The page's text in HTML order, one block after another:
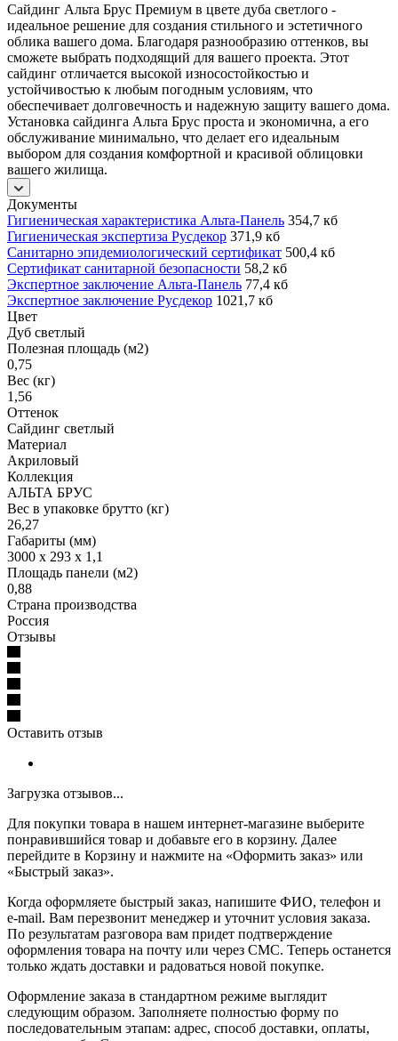
Сайдинг Альта Брус Премиум в цвете дуба светлого -
идеальное решение для создания стильного и эстетичного
облика вашего дома. Благодаря разнообразию оттенков, вы
сможете выбрать подходящий для вашего проекта. Этот
сайдинг отличается высокой износостойкостью и
устойчивостью к любым погодным условиям, что
обеспечивает долговечность и надежную защиту вашего дома.
Установка сайдинга Альта Брус проста и экономична, а его
обслуживание минимально, что делает его идеальным
выбором для создания комфортной и красивой облицовки
вашего жилища.
Документы
Гигиеническая характеристика Альта-Панель 354,7 кб
Гигиеническая экспертиза Русдекор 371,9 кб
Санитарно эпидемиологический сертификат 500,4 кб
Сертификат санитарной безопасности 58,2 кб
Экспертное заключение Альта-Панель 77,4 кб
Экспертное заключение Русдекор 1021,7 кб
Цвет
Дуб светлый
Полезная площадь (м2)
0,75
Вес (кг)
1,56
Оттенок
Сайдинг светлый
Материал
Акриловый
Коллекция
АЛЬТА БРУС
Вес в упаковке брутто (кг)
26,27
Габариты (мм)
3000 x 293 x 1,1
Площадь панели (м2)
0,88
Страна производства
Россия
Отзывы
Оставить отзыв
Загрузка отзывов...
Для покупки товара в нашем интернет-магазине выберите
понравившийся товар и добавьте его в корзину. Далее
перейдите в Корзину и нажмите на «Оформить заказ» или
«Быстрый заказ».
Когда оформляете быстрый заказ, напишите ФИО, телефон и
e-mail. Вам перезвонит менеджер и уточнит условия заказа.
По результатам разговора вам придет подтверждение
оформления товара на почту или через СМС. Теперь останется
только ждать доставки и радоваться новой покупке.
Оформление заказа в стандартном режиме выглядит
следующим образом. Заполняете полностью форму по
последовательным этапам: адрес, способ доставки, оплаты,